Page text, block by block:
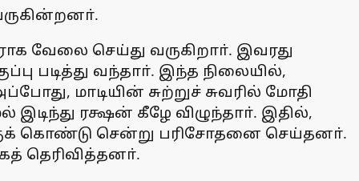
வேலை செய்து வருகிறாா். இவரது
படித்து வந்தாா். இந்த நிலையில்,
மாடியின் சுற்றுச் சுவரில் மோதி
ரக்ஷன் கீழே விழுந்தாா். இதில்,
கொண்டு சென்று பரிசோதனை செய்தனா்.
தெரிவித்தனா்.